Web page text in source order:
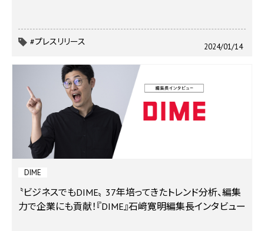
2024/01/14
#プレスリリース
DIME
〝ビジネスでもDIME〟 37年培ってきたトレンド分析、編集
力で企業にも貢献！ 『DIME』石﨑寛明編集長インタビュー